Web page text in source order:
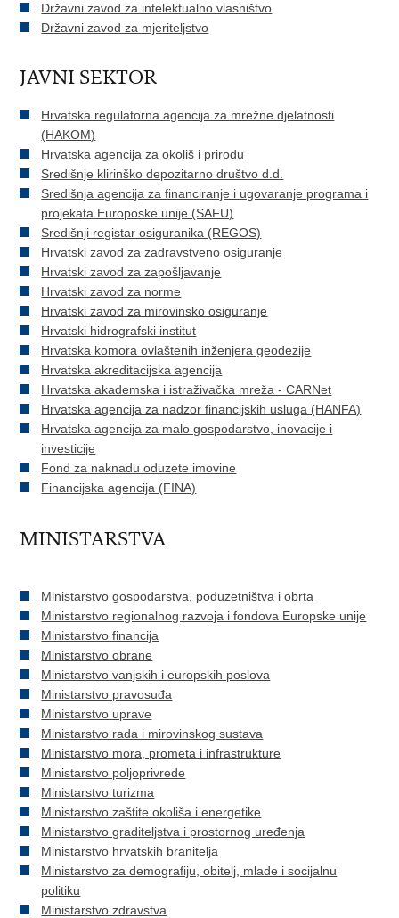
Državni zavod za intelektualno vlasništvo
Državni zavod za mjeriteljstvo
JAVNI SEKTOR
Hrvatska regulatorna agencija za mrežne djelatnosti
(HAKOM)
Hrvatska agencija za okoliš i prirodu
Središnje klirinško depozitarno društvo d.d.
Središnja agencija za financiranje i ugovaranje programa i
projekata Europoske unije (SAFU)
Središnji registar osiguranika (REGOS)
Hrvatski zavod za zadravstveno osiguranje
Hrvatski zavod za zapošljavanje
Hrvatski zavod za norme
Hrvatski zavod za mirovinsko osiguranje
Hrvatski hidrografski institut
Hrvatska komora ovlaštenih inženjera geodezije
Hrvatska akreditacijska agencija
Hrvatska akademska i istraživačka mreža - CARNet
Hrvatska agencija za nadzor financijskih usluga (HANFA)
Hrvatska agencija za malo gospodarstvo, inovacije i
investicije
Fond za naknadu oduzete imovine
Financijska agencija (FINA)
MINISTARSTVA
Ministarstvo gospodarstva, poduzetništva i obrta
Ministarstvo regionalnog razvoja i fondova Europske unije
Ministarstvo financija
Ministarstvo obrane
Ministarstvo vanjskih i europskih poslova
Ministarstvo pravosuđa
Ministarstvo uprave
Ministarstvo rada i mirovinskog sustava
Ministarstvo mora, prometa i infrastrukture
Ministarstvo poljoprivrede
Ministarstvo turizma
Ministarstvo zaštite okoliša i energetike
Ministarstvo graditeljstva i prostornog uređenja
Ministarstvo hrvatskih branitelja
Ministarstvo za demografiju, obitelj, mlade i socijalnu
politiku
Ministarstvo zdravstva